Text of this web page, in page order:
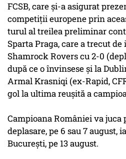
FCSB, care şi-a asigurat
competiţii europene prin
turul al treilea preliminar
Sparta Praga, care a trecut
Shamrock Rovers cu 2-0
după ce o învinsese şi la
Armal Krasniqi (ex-Rapid,
gol la ultima reuşită a
Campioana României va
deplasare, pe 6 sau 7 august,
Bucureşti, pe 13 august.